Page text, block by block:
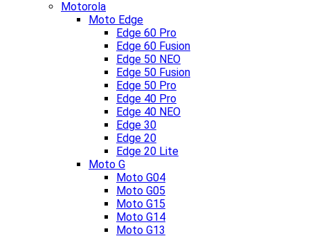
Motorola
Moto Edge
Edge 60 Pro
Edge 60 Fusion
Edge 50 NEO
Edge 50 Fusion
Edge 50 Pro
Edge 40 Pro
Edge 40 NEO
Edge 30
Edge 20
Edge 20 Lite
Moto G
Moto G04
Moto G05
Moto G15
Moto G14
Moto G13